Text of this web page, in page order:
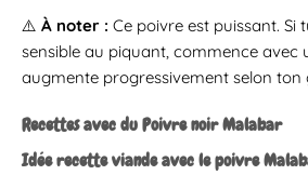
⚠️ À noter : Ce poivre est puissant. Si
sensible au piquant, commence avec
augmente progressivement selon ton
Recettes avec du Poivre noir Malabar
Idée recette viande avec le poivre